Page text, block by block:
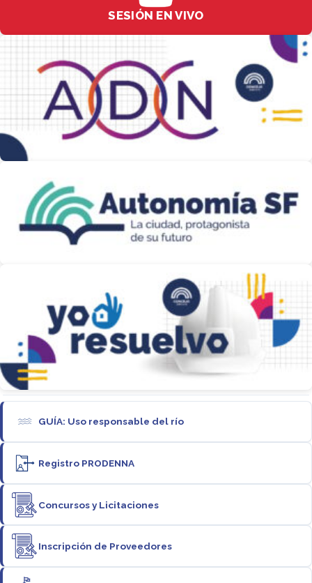
SESIÓN EN VIVO
GUÍA: Uso responsable del río
Registro PRODENNA
Concursos y Licitaciones
Inscripción de Proveedores